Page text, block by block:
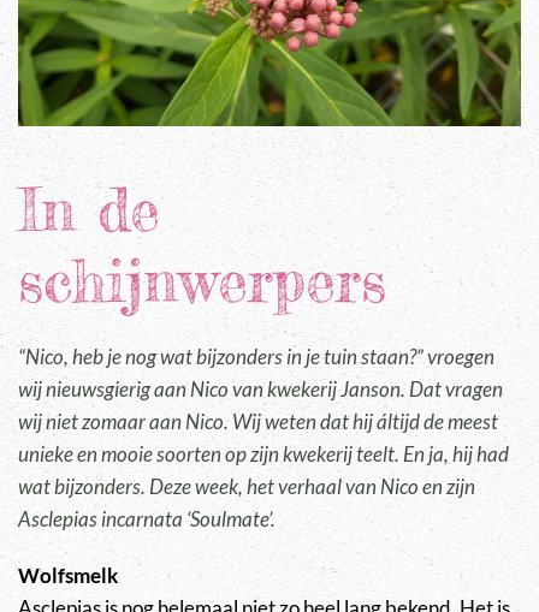
In de
schijnwerpers
“Nico, heb je nog wat bijzonders in je tuin staan?” vroegen
wij nieuwsgierig aan Nico van kwekerij Janson. Dat vragen
wij niet zomaar aan Nico. Wij weten dat hij áltijd de meest
unieke en mooie soorten op zijn kwekerij teelt. En ja, hij had
wat bijzonders. Deze week, het verhaal van Nico en zijn
Asclepias incarnata ‘Soulmate’.
Wolfsmelk